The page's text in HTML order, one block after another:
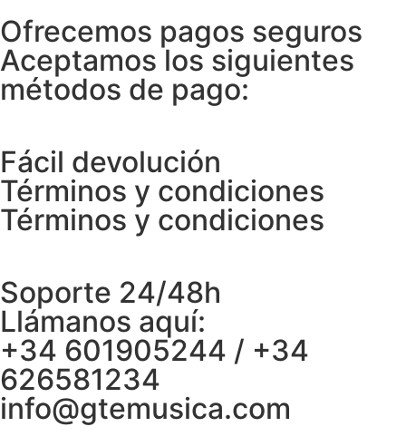
Ofrecemos pagos seguros
Aceptamos los siguientes
métodos de pago:
Fácil devolución
Términos y condiciones
Términos y condiciones
Soporte 24/48h
Llámanos aquí:
+34 601905244 / +34
626581234
info@gtemusica.com